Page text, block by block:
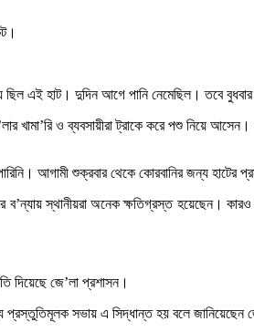
এই হাট। দুদিন আগে পানি নেমেছিল। তবে
খামা’রি ও ব্যবসায়ীরা ট্রাকে করে পশু নিয়ে
আগামী শুক্রবার থেকে কোরবানির জন্য
ব’ন্যায় স্থানীয়রা অনেক ক্ষতিগ্রস্ত হয়েছেন।
দিয়েছে জে’লা প্রশাসন।
সভায় এ সিদ্ধান্ত হয় বলে জানিয়েছেন